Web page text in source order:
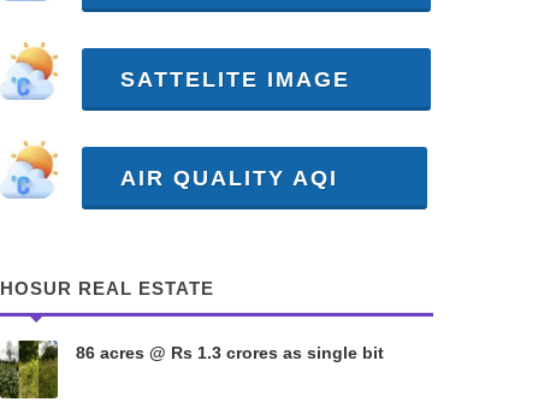
SATTELITE IMAGE
AIR QUALITY AQI
HOSUR REAL ESTATE
86 acres @ Rs 1.3 crores as single bit